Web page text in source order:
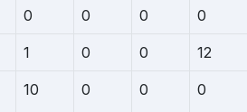
0 0 0 0
1 0 0 12
10 0 0 0